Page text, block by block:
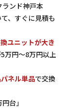
ランド神戸本
、すぐに見積も
ユニットが大き
万円～8万円以上
ネル単品で交換
台」